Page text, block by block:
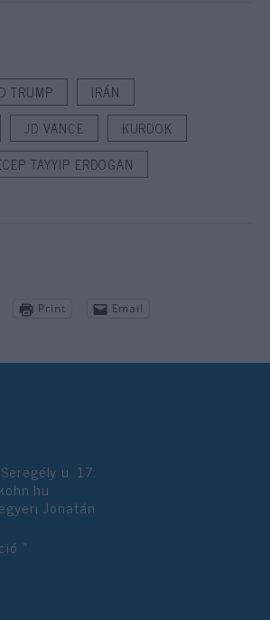
TRUMP
IRÁN
JD VANCE
KURDOK
TAYYIP ERDOGAN
Print Email
u. 17.
Jonatán
»